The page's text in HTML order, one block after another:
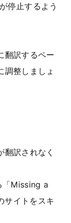
停止するよう
翻訳するペー
調整しましょ
訳されなく
「Missing a
イトをスキ